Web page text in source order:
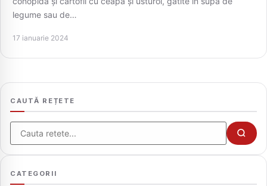
legume sau de…
17 ianuarie 2024
CAUTĂ REȚETE
Cauta
CATEGORII